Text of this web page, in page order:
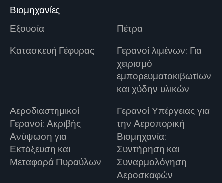
Βιομηχανίες
Εξουσία
Πέτρα
Κατασκευή Γέφυρας
Γερανοί λιμένων: Για
χειρισμό
εμπορευματοκιβωτίων
και χύδην υλικών
Αεροδιαστημικοί
Γερανοί: Ακριβής
Ανύψωση για
Εκτόξευση και
Μεταφορά Πυραύλων
Γερανοί Υπέργειας για
την Αεροπορική
Βιομηχανία:
Συντήρηση και
Συναρμολόγηση
Αεροσκαφών